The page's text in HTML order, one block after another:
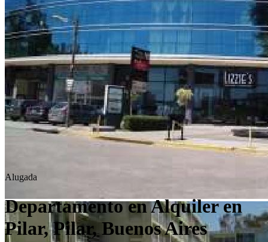
Alugada
Departamento en Alquiler en
Pilar, Pilar, Buenos Aires